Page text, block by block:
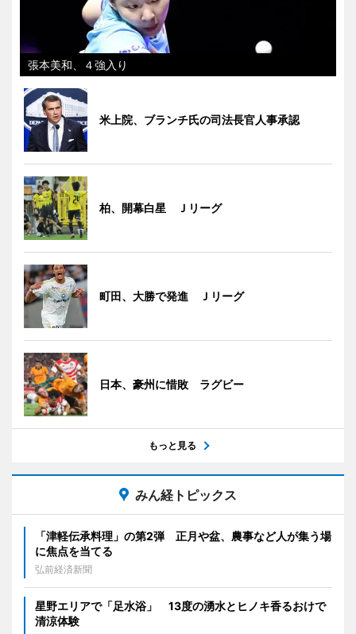
張本美和、４強入り
米上院、ブランチ氏の司法長官人事承認
柏、開幕白星 Ｊリーグ
町田、大勝で発進 Ｊリーグ
日本、豪州に惜敗 ラグビー
もっと見る
みん経トピックス
「津軽伝承料理」の第2弾 正月や盆、農事など人が集う場
に焦点を当てる
弘前経済新聞
星野エリアで「足水浴」 13度の湧水とヒノキ香るおけで
清涼体験